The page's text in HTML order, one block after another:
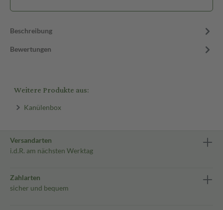
Beschreibung
Bewertungen
Weitere Produkte aus:
Kanülenbox
Versandarten
i.d.R. am nächsten Werktag
Zahlarten
sicher und bequem